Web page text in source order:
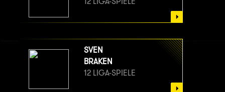
SVEN
BRAKEN
12 LIGA-SPIELE